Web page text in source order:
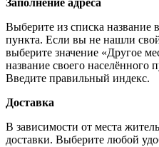
Заполнение адреса
Выберите из списка название
пункта. Если вы не нашли
выберите значение «Другое
название своего населённого
Введите правильный индекс.
Доставка
В зависимости от места
доставки. Выберите любой